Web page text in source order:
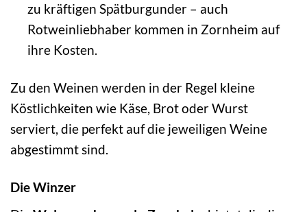
zu kräftigen Spätburgunder – auch
Rotweinliebhaber kommen in Zornheim auf
ihre Kosten.
Zu den Weinen werden in der Regel kleine
Köstlichkeiten wie Käse, Brot oder Wurst
serviert, die perfekt auf die jeweiligen Weine
abgestimmt sind.
Die Winzer